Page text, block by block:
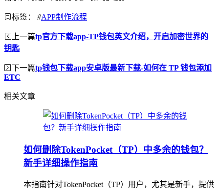
标签： #APP制作流程
上一篇tp官方下载app-TP钱包英文介绍，开启加密世界的
钥匙
下一篇tp钱包下载app安卓版最新下载-如何在 TP 钱包添加
ETC
相关文章
如何删除TokenPocket（TP）中多余的钱包？
新手详细操作指南
本指南针对TokenPocket（TP）用户，尤其是新手，提供